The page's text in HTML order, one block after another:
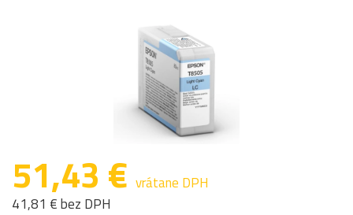
51,43 € vrátane DPH
41,81 € bez DPH